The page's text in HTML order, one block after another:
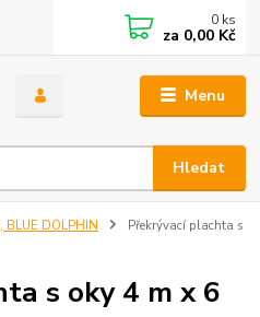
Menu
Hledat
0 ks
za 0,00 Kč
BLUE DOLPHIN
Překrývací plachta s
s oky 4 m x 6